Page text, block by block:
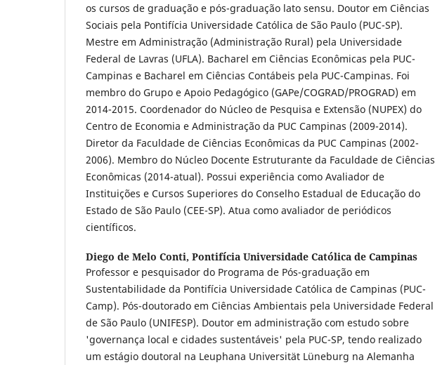
os cursos de graduação e pós-graduação lato sensu. Doutor em Ciências
Sociais pela Pontifícia Universidade Católica de São Paulo (PUC-SP).
Mestre em Administração (Administração Rural) pela Universidade
Federal de Lavras (UFLA). Bacharel em Ciências Econômicas pela PUC-
Campinas e Bacharel em Ciências Contábeis pela PUC-Campinas. Foi
membro do Grupo e Apoio Pedagógico (GAPe/COGRAD/PROGRAD) em
2014-2015. Coordenador do Núcleo de Pesquisa e Extensão (NUPEX) do
Centro de Economia e Administração da PUC Campinas (2009-2014).
Diretor da Faculdade de Ciências Econômicas da PUC Campinas (2002-
2006). Membro do Núcleo Docente Estruturante da Faculdade de Ciências
Econômicas (2014-atual). Possui experiência como Avaliador de
Instituições e Cursos Superiores do Conselho Estadual de Educação do
Estado de São Paulo (CEE-SP). Atua como avaliador de periódicos
científicos.
Diego de Melo Conti, Pontifícia Universidade Católica de Campinas
Professor e pesquisador do Programa de Pós-graduação em
Sustentabilidade da Pontifícia Universidade Católica de Campinas (PUC-
Camp). Pós-doutorado em Ciências Ambientais pela Universidade Federal
de São Paulo (UNIFESP). Doutor em administração com estudo sobre
'governança local e cidades sustentáveis' pela PUC-SP, tendo realizado
um estágio doutoral na Leuphana Universität Lüneburg na Alemanha